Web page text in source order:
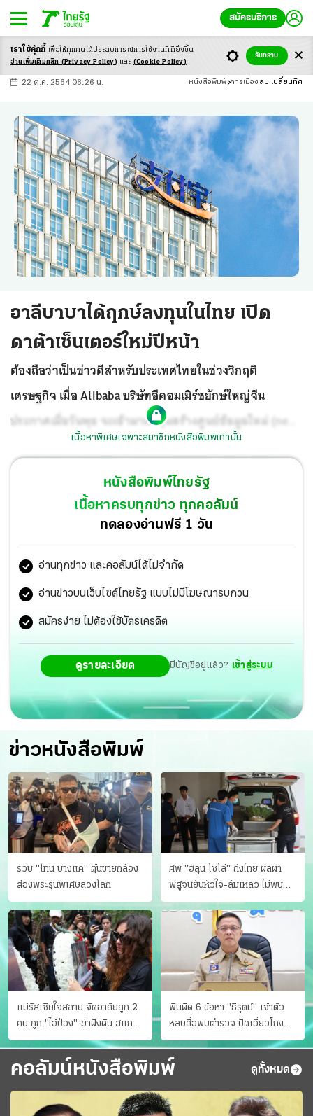
สมัครบริการ
-ก ก ก+
22 ต.ค. 2564 06:26 น. หนังสือพิมพ์ การเมือง ลม เปลี่ยนทิศ
อาลีบาบาได้ฤกษ์ลงทุนในไทย เปิด
ดาต้าเซ็นเตอร์ใหม่ปีหน้า
ต้องถือว่าเป็นข่าวดีสำหรับประเทศไทยในช่วงวิกฤติ
เศรษฐกิจ เมื่อ Alibaba บริษัทอีคอมเมิร์ซยักษ์ใหญ่จีน
ประกาศเมื่อวันพุธ จะเข้ามาลงทุนสร้างศูนย์ข้อมูลใหม่ (new
data center) ในประเทศไทย และ เกาหลีใต้ ในปีหน้า 2022
เพื่อขยายธุรกิจคลาวน์ในต่างประเทศอย่างต่อเนื่อง
สิงคโปร์ ฟิลิปปินส์ อินโดนีเซีย เพื่อแข่งกับบริษัทยักษ์ใหญ่
สหรัฐฯอย่าง Amezon Microsoft งานนี้ผมเชื่อว่า ผู้นำจีน
กำลังขยายสงครามการค้าและเทคโนโลยีจากรัฐบาลต่อ
รัฐบาลไปสู่บริษัทไอทียักษ์ใหญ่เอกชน ที่พอฟัดพอเหวี่ยงกัน
เนื้อหาพิเศษเฉพาะสมาชิกหนังสือพิมพ์เท่านั้น
หนังสือพิมพ์ไทยรัฐ
เนื้อหาครบทุกข่าว ทุกคอลัมน์
ทดลองอ่านฟรี 1 วัน
อ่านทุกข่าว และคอลัมน์ได้ไม่จำกัด
อ่านข่าวบนเว็บไซต์ไทยรัฐ แบบไม่มีโฆษณารบกวน
สมัครง่าย ไม่ต้องใช้บัตรเครดิต
ดูรายละเอียด มีบัญชีอยู่แล้ว? เข้าสู่ระบบ
ข่าวหนังสือพิมพ์
รวบ "โทน บางแค" ตุ๋นขายกล้อง
ส่องพระรุ่นพิเศษลวงโลก
ศพ "ฮลุน โซโล่" ถึงไทย ผลผ่า
พิสูจน์ยันหัวใจ-ล้มเหลว ไม่พบ
บาดแผล
แม่รัสเซียใจสลาย จัดอาลัยลูก 2
คน ถูก "ไอ้ป๋อง" ฆ่าฝังดิน สแกน
ไม่มีศพเพิ่ม
ฟันผิด 6 ข้อหา "ธีรุตม์" เจ้าตัว
หลบสื่อพบตำรวจ ปัดเอี่ยวโกง
สอบท้องถิ่น จ่อบี้รํ่ารวยมากปกติ
คอลัมน์หนังสือพิมพ์ ดูทั้งหมด
เราใช้คุ้กกี้ เพื่อให้ทุกคนได้ประสบการณ์การใช้งานที่ดียิ่งขึ้น
อ่านเพิ่มเติมคลิก (Privacy Policy) และ (Cookie Policy)
รับทราบ